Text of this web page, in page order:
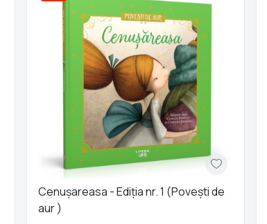
Cenuşareasa - Ediția nr. 1 (Poveşti de
aur )